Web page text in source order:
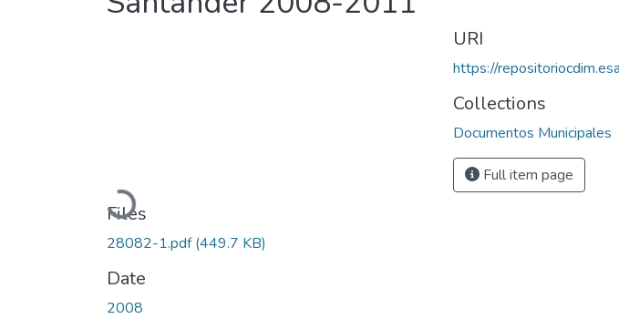
Loading...
Files
28082-1.pdf(449.7 KB)
Date
2008
URI
https://
Collections
Documentos Municipales
Full item page